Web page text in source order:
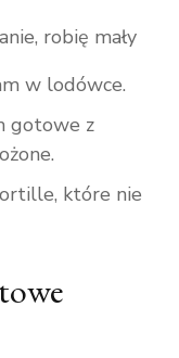
robię mały
w lodówce.
gotowe z
które nie